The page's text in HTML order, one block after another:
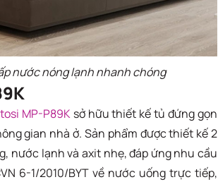
nước nóng lạnh nhanh chóng
MP-P89Ksở hữu thiết kế tủ đứng gọn
gian nhà ở. Sản phẩm được thiết kế 2
nước lạnh và axit nhẹ, đáp ứng nhu cầu
6-1/2010/BYT về nước uống trực tiếp,